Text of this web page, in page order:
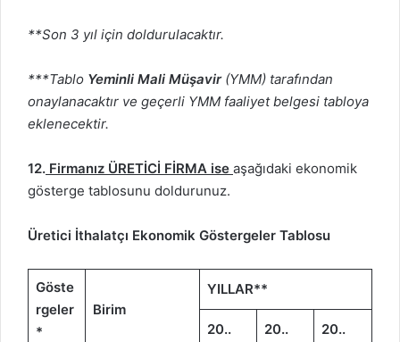
**Son 3 yıl için doldurulacaktır.
***Tablo Yeminli Mali Müşavir (YMM) tarafından
onaylanacaktır ve geçerli YMM faaliyet belgesi tabloya
eklenecektir.
12. Firmanız ÜRETİCİ FİRMA ise aşağıdaki ekonomik
gösterge tablosunu doldurunuz.
Üretici İthalatçı Ekonomik Göstergeler Tablosu
Göste
rgeler
*
Birim
YILLAR**
20.. 20.. 20..